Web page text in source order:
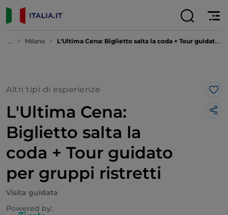
... Milano L'Ultima Cena: Biglietto salta la coda + Tour guidato per gruppi ristretti
Altri tipi di esperienze
L'Ultima Cena:
Biglietto salta la
coda + Tour guidato
per gruppi ristretti
Visita guidata
Powered by: